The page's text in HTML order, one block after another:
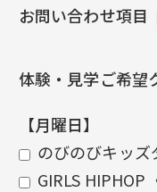
お問い合わせ項目
体験・見学ご希望
【月曜日】
のびのびキッズ
GIRLS HIPHOP